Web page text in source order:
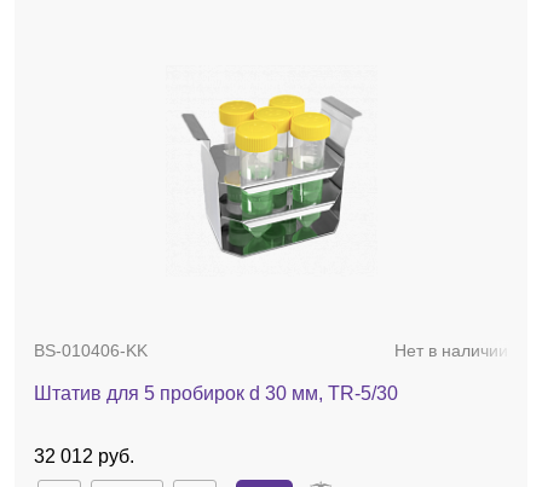
BS-010406-KK Нет в наличии
Штатив для 5 пробирок d 30 мм, TR-5/30
32 012 руб.